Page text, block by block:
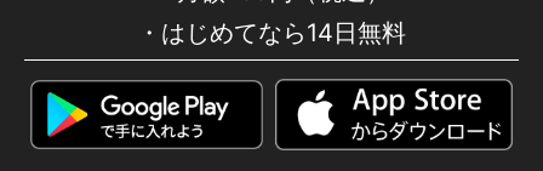
はじめてなら14日無料